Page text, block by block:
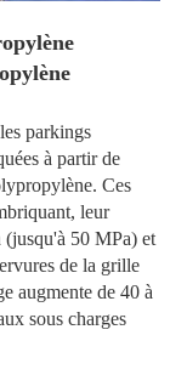
parkings
à partir de
Ces
leur
(jusqu'à 50 MPa) et
de la grille
augmente de 40 à
sous charges